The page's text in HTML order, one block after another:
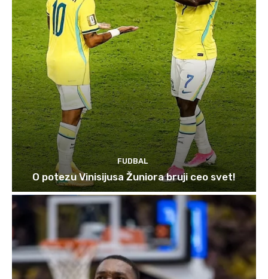
FUDBAL
O potezu Vinisijusa Žuniora bruji ceo svet!